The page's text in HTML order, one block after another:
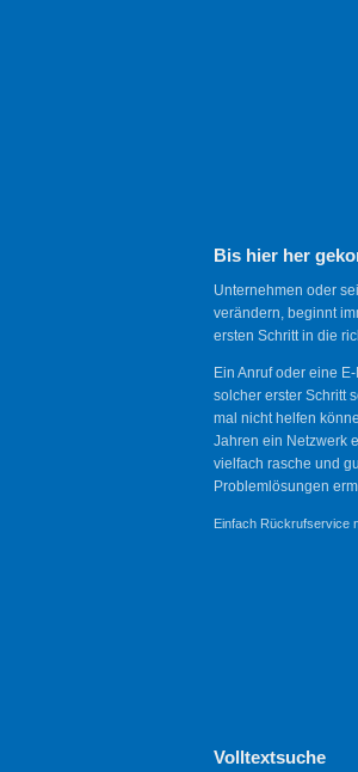
Bis hier her
Unternehmen oder
verändern, beginnt
ersten Schritt in die
Ein Anruf oder eine
solcher erster Schritt
mal nicht helfen
Jahren ein Netzwerk
vielfach rasche und
Problemlösungen
Einfach Rückrufservice
Volltextsuche